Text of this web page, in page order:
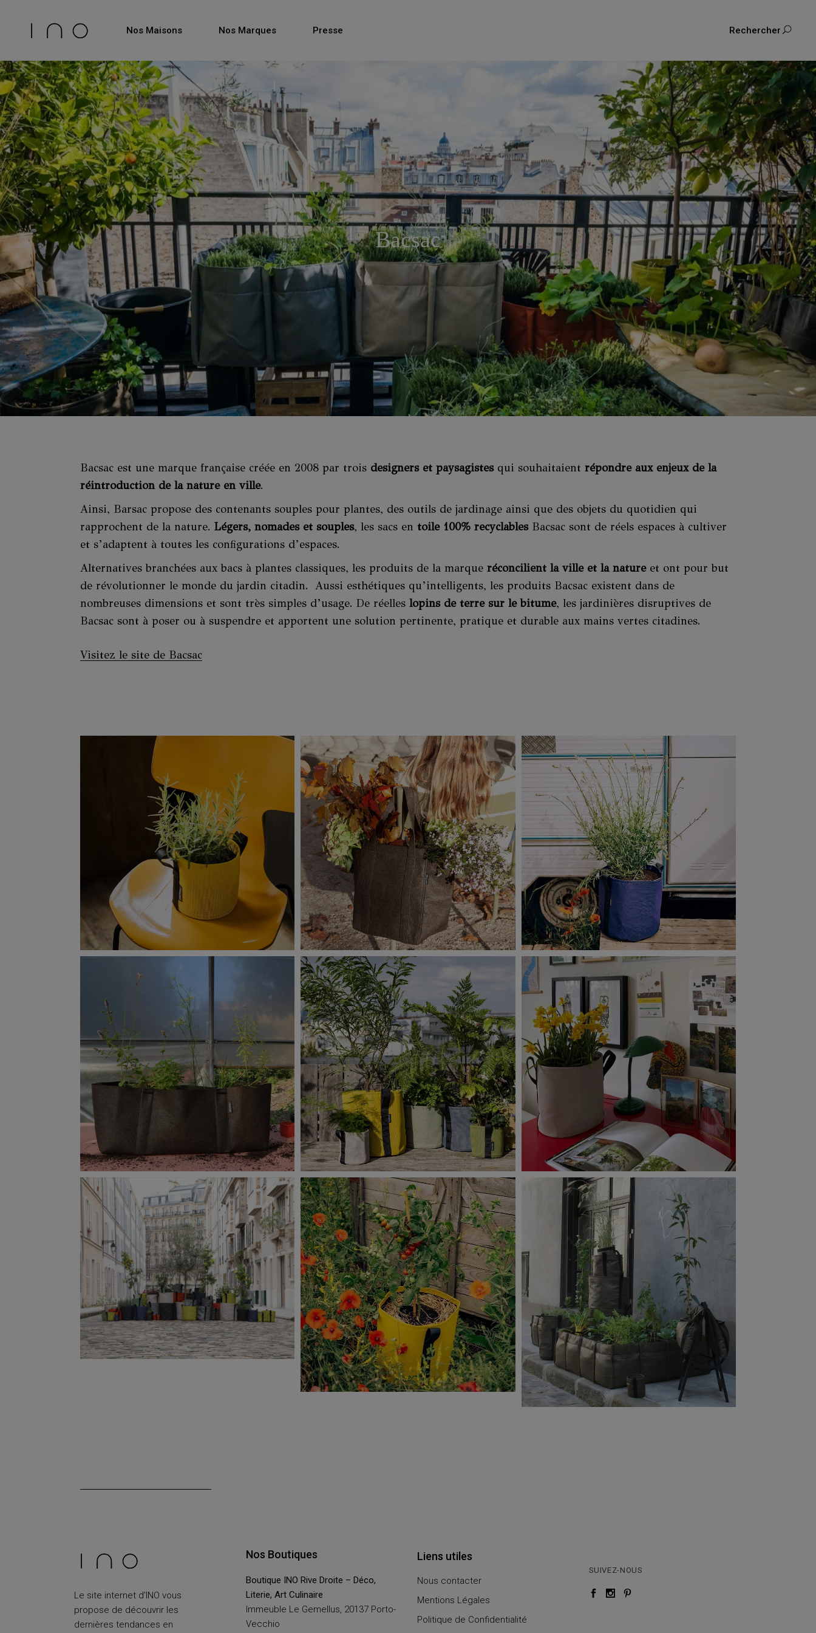
Nos Maisons Nos Marques Presse Rechercher
Bacsac
Bacsac est une marque française créée en 2008 par trois designers et paysagistesqui souhaitaient répondre aux enjeux de la
réintroduction de la nature en ville.
Ainsi, Barsac propose des contenants souples pour plantes, des outils de jardinage ainsi que des objets du quotidien qui
rapprochent de la nature. Légers, nomades et souples, les sacs en toile 100% recyclablesBacsac sont de réels espaces à cultiver
et s’adaptent à toutes les configurations d’espaces.
Alternatives branchées aux bacs à plantes classiques, les produits de la marque réconcilient la ville et la natureet ont pour but
de révolutionner le monde du jardin citadin. Aussi esthétiques qu’intelligents, les produits Bacsac existent dans de
nombreuses dimensions et sont très simples d’usage. De réelles lopins de terre sur le bitume, les jardinières disruptives de
Bacsac sont à poser ou à suspendre et apportent une solution pertinente, pratique et durable aux mains vertes citadines.
Visitez le site de Bacsac
Le site internet d’INO vous
propose de découvrir les
dernières tendances en
Nos Boutiques
Boutique INO Rive Droite – Déco,
Literie, Art Culinaire
Immeuble Le Gemellus, 20137 Porto-
Vecchio
Liens utiles
Nous contacter
Mentions Légales
Politique de Confidentialité
SUIVEZ-NOUS